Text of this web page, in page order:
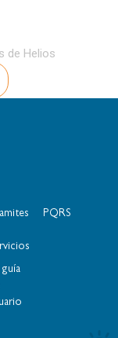
de Helios
guía
PQRS